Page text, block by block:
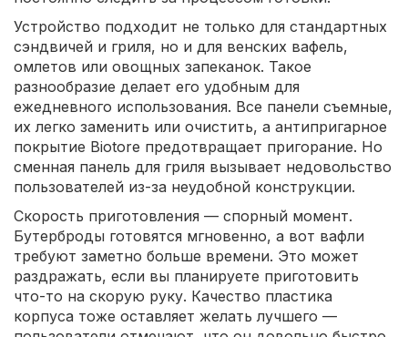
Устройство подходит не только для стандартных
сэндвичей и гриля, но и для венских вафель,
омлетов или овощных запеканок. Такое
разнообразие делает его удобным для
ежедневного использования. Все панели съемные,
их легко заменить или очистить, а антипригарное
покрытие Biotore предотвращает пригорание. Но
сменная панель для гриля вызывает недовольство
пользователей из-за неудобной конструкции.
Скорость приготовления — спорный момент.
Бутерброды готовятся мгновенно, а вот вафли
требуют заметно больше времени. Это может
раздражать, если вы планируете приготовить
что-то на скорую руку. Качество пластика
корпуса тоже оставляет желать лучшего —